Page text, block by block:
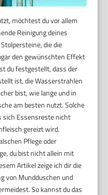
möchtest du vor allem
Reinigung deines
die die
den gewünschten Effekt
du festgestellt, dass der
ist, die Wasserstrahlen
bist, wie lange und in
am besten nutzt. Solche
sich Essensreste nicht
gereizt wird.
Pflege oder
du bist nicht allein mit
Artikel zeige ich dir die
von Mundduschen und
So kannst du das